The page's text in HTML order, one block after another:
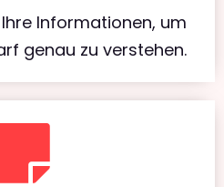
Informationen, um
genau zu verstehen.